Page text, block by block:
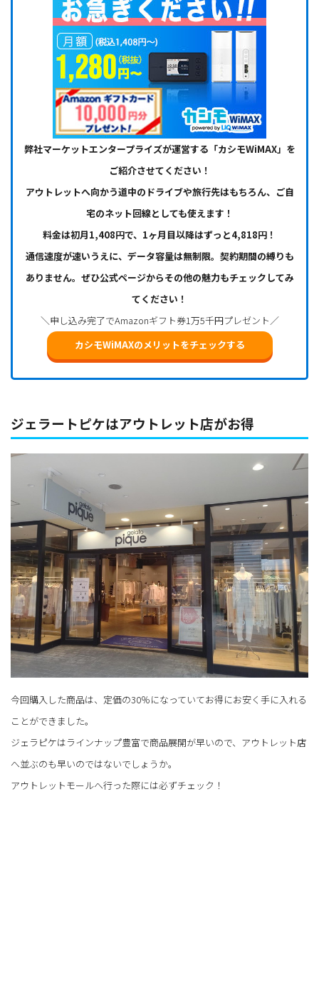
弊社マーケットエンタープライズが運営する「カシモWiMAX」を
ご紹介させてください！
アウトレットへ向かう道中のドライブや旅行先はもちろん、ご自
宅のネット回線としても使えます！
料金は初月1,408円で、1ヶ月目以降はずっと4,818円！
通信速度が速いうえに、データ容量は無制限。契約期間の縛りも
ありません。ぜひ公式ページからその他の魅力もチェックしてみ
てください！
＼申し込み完了でAmazonギフト券1万5千円プレゼント／
カシモWiMAXのメリットをチェックする
ジェラートピケはアウトレット店がお得
今回購入した商品は、定価の30％になっていてお得にお安く手に入れる
ことができました。
ジェラピケはラインナップ豊富で商品展開が早いので、アウトレット店
へ並ぶのも早いのではないでしょうか。
アウトレットモールへ行った際には必ずチェック！